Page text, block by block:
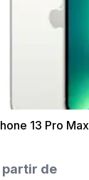
13 Pro Max
partir de